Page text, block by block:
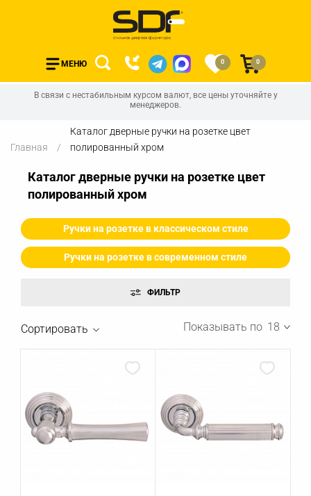
МЕНЮ 0 0
В связи с нестабильным курсом валют, все цены уточняйте у
менеджеров.
Главная
Каталог дверные ручки на розетке цвет
полированный хром
Каталог дверные ручки на розетке цвет
полированный хром
Ручки на розетке в классическом стиле
Ручки на розетке в современном стиле
Сортировать Показывать по 18